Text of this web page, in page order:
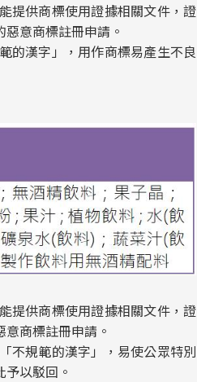
提供商標使用證據相關文件，證
意商標註冊申請。
的漢字」，用作商標易產生不良
提供商標使用證據相關文件，證
商標註冊申請。
不規範的漢字」，易使公眾特別
以駁回。